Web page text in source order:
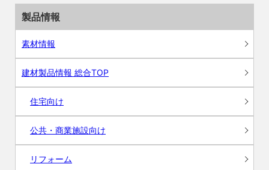
製品情報
素材情報
建材製品情報 総合TOP
住宅向け
公共・商業施設向け
リフォーム